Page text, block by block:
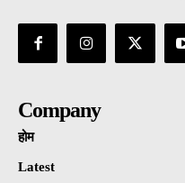
Company
होम
Latest